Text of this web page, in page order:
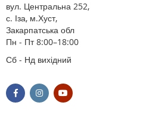
вул. Центральна 252,
с. Іза, м.Хуст,
Закарпатська обл
Пн - Пт 8:00–18:00
Сб - Нд вихідний